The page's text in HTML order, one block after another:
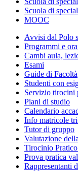
Scuola di
MOOC
Avvisi dal Polo
Programmi e
Cambi aula,
Esami
Guide di Facoltà
Studenti con
Servizio tirocini
Piani di studio
Calendario
Info matricole
Tutor di gruppo
Valutazione
Tirocinio
Prova pratica
Rappresentanti